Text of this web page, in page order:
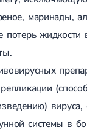
маринады,
потерь жидкости
вируса,
системы в